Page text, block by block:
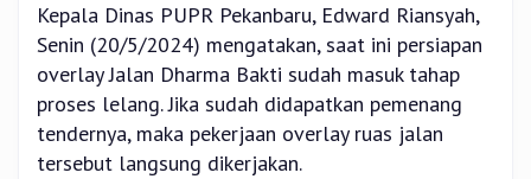
Kepala Dinas PUPR Pekanbaru, Edward Riansyah,
Senin (20/5/2024) mengatakan, saat ini persiapan
overlay Jalan Dharma Bakti sudah masuk tahap
proses lelang. Jika sudah didapatkan pemenang
tendernya, maka pekerjaan overlay ruas jalan
tersebut langsung dikerjakan.